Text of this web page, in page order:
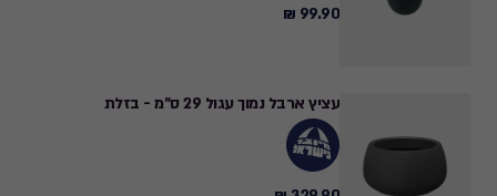
99.90
99.90 ₪
עציץ ארבל נמוך עגול 29 ס"מ - בזלת